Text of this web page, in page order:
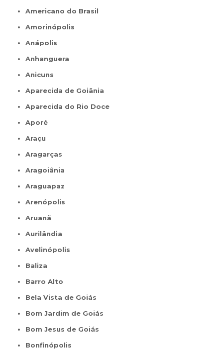
Americano do Brasil
Amorinópolis
Anápolis
Anhanguera
Anicuns
Aparecida de Goiânia
Aparecida do Rio Doce
Aporé
Araçu
Aragarças
Aragoiânia
Araguapaz
Arenópolis
Aruanã
Aurilândia
Avelinópolis
Baliza
Barro Alto
Bela Vista de Goiás
Bom Jardim de Goiás
Bom Jesus de Goiás
Bonfinópolis